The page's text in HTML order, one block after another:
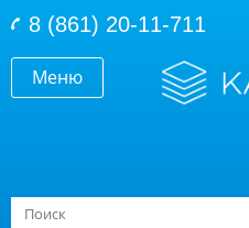
Меню
8 (861) 20-11-711
Форма поиска
Поиск